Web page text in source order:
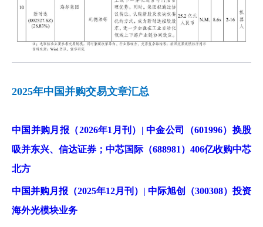
2025年中国并购交易文章汇总
中国并购月报（2026年1月刊）| 中金公司（601996）换股
吸并东兴、信达证券；中芯国际（688981）406亿收购中芯
北方
中国并购月报（2025年12月刊）| 中际旭创（300308）投资
海外光模块业务